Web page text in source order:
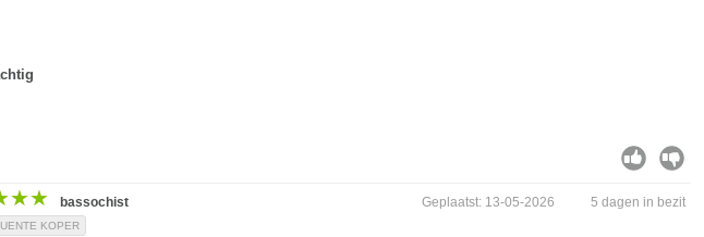
bassochist
KOPER
Geplaatst: 13-05-2026 5 dagen in bezit